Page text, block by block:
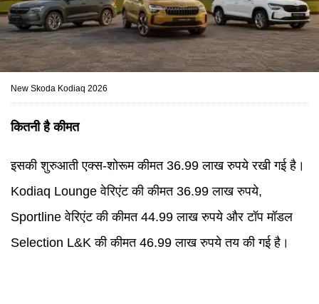
New Skoda Kodiaq 2026
कितनी है कीमत
इसकी शुरुआती एक्स-शोरूम कीमत 36.99 लाख रुपये रखी गई है।
Kodiaq Lounge वेरिएंट की कीमत 36.99 लाख रुपये,
Sportline वेरिएंट की कीमत 44.99 लाख रुपये और टॉप मॉडल
Selection L&K की कीमत 46.99 लाख रुपये तय की गई है।